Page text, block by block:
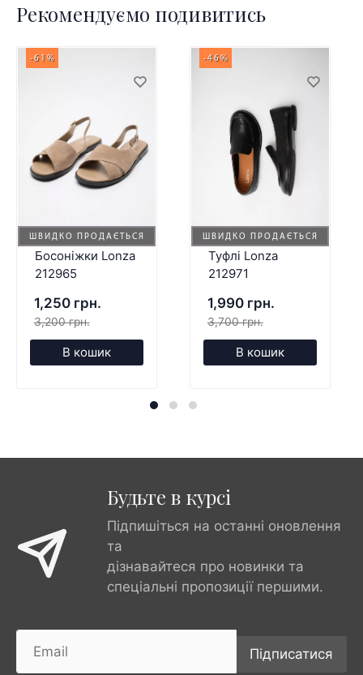
Рекомендуємо подивитись
ШВИДКО ПРОДАЄТЬСЯ
-61%
Босоніжки Lonza
212965
1,250 грн.
3,200 грн.
В кошик
ШВИДКО ПРОДАЄТЬСЯ
-46%
Туфлі Lonza
212971
1,990 грн.
3,700 грн.
В кошик
Будьте в курсі
Підпишіться на останні оновлення
та
дізнавайтеся про новинки та
спеціальні пропозиції першими.
Підписатися